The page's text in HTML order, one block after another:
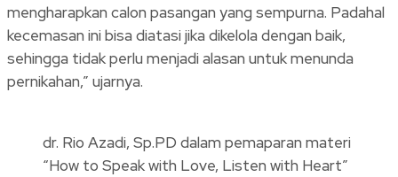
mengharapkan calon pasangan yang sempurna. Padahal
kecemasan ini bisa diatasi jika dikelola dengan baik,
sehingga tidak perlu menjadi alasan untuk menunda
pernikahan,” ujarnya.
dr. Rio Azadi, Sp.PD dalam pemaparan materi
“How to Speak with Love, Listen with Heart”